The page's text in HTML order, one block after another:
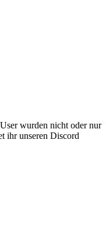
wurden nicht oder nur
ihr unseren Discord